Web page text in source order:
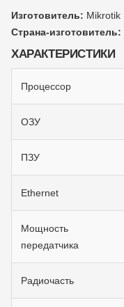
Изготовитель: Mikrotik
Страна-изготовитель:
ХАРАКТЕРИСТИКИ
Процессор
ОЗУ
ПЗУ
Ethernet
Мощность
передатчика
Радиочасть